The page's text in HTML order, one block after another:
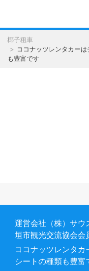
椰子租車
ココナッツレンタカー
も豊富です
運営会社（株）サ
垣市観光交流協会会
ココナッツレンタ
シートの種類も豊富